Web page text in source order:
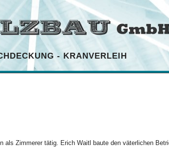
- KRANVERLEIH
als Zimmerer tätig. Erich Waitl baute den väterlichen